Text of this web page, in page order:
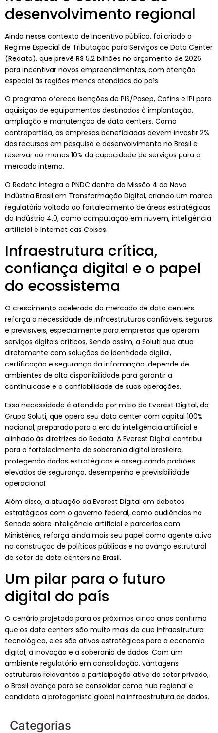
desenvolvimento regional
Ainda nesse contexto de incentivo público, foi criado o
Regime Especial de Tributação para Serviços de Data Center
(Redata), que prevê R$ 5,2 bilhões no orçamento de 2026
para incentivar novos empreendimentos, com atenção
especial às regiões menos atendidas do país.
O programa oferece isenções de PIS/Pasep, Cofins e IPI para
aquisição de equipamentos destinados à implantação,
ampliação e manutenção de data centers. Como
contrapartida, as empresas beneficiadas devem investir 2%
dos recursos em pesquisa e desenvolvimento no Brasil e
reservar ao menos 10% da capacidade de serviços para o
mercado interno.
O Redata integra a PNDC dentro da Missão 4 da Nova
Indústria Brasil em Transformação Digital, criando um marco
regulatório voltado ao fortalecimento de áreas estratégicas
da Indústria 4.0, como computação em nuvem, inteligência
artificial e Internet das Coisas.
Infraestrutura crítica,
confiança digital e o papel
do ecossistema
O crescimento acelerado do mercado de data centers
reforça a necessidade de infraestruturas confiáveis, seguras
e previsíveis, especialmente para empresas que operam
serviços digitais críticos. Sendo assim, a Soluti que atua
diretamente com soluções de identidade digital,
certificação e segurança da informação, depende de
ambientes de alta disponibilidade para garantir a
continuidade e a confiabilidade de suas operações.
Essa necessidade é atendida por meio da Everest Digital, do
Grupo Soluti, que opera seu data center com capital 100%
nacional, preparado para a era da inteligência artificial e
alinhado às diretrizes do Redata. A Everest Digital contribui
para o fortalecimento da soberania digital brasileira,
protegendo dados estratégicos e assegurando padrões
elevados de segurança, desempenho e previsibilidade
operacional.
Além disso, a atuação da Everest Digital em debates
estratégicos com o governo federal, como audiências no
Senado sobre inteligência artificial e parcerias com
Ministérios, reforça ainda mais seu papel como agente ativo
na construção de políticas públicas e no avanço estrutural
do setor de data centers no Brasil.
Um pilar para o futuro
digital do país
O cenário projetado para os próximos cinco anos confirma
que os data centers são muito mais do que infraestrutura
tecnológica, eles são ativos estratégicos para a economia
digital, a inovação e a soberania de dados. Com um
ambiente regulatório em consolidação, vantagens
estruturais relevantes e participação ativa do setor privado,
o Brasil avança para se consolidar como hub regional e
candidato a protagonista global na infraestrutura de dados.
Categorias